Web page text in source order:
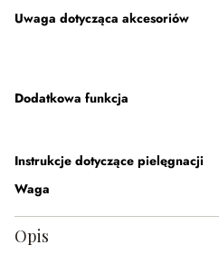
Uwaga dotycząca akcesoriów
Dodatkowa funkcja
Instrukcje dotyczące pielęgnacji
Waga
Opis